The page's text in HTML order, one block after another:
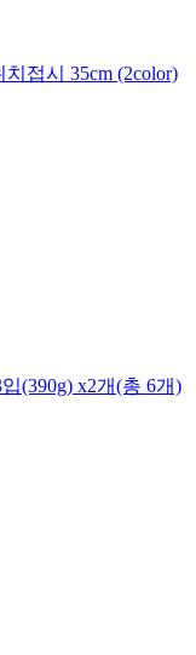
접시 35cm (2color)
(390g) x2개(총 6개)